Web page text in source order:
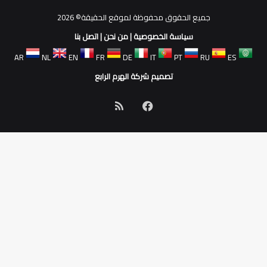
جميع الحقوق محفوظة لموقع الحقيقة© 2026
سياسة الخصوصية|من نحن|اتصل بنا
AR
NL EN FR DE IT PT RU
ES
تصميم شركة الهرم الرابع
فيسبوك
الموقع